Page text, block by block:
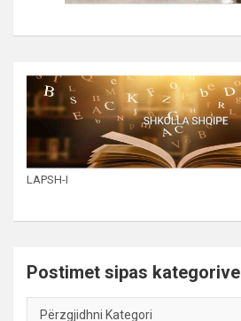
LAPSH-I
Postimet sipas kategorive
Postimet